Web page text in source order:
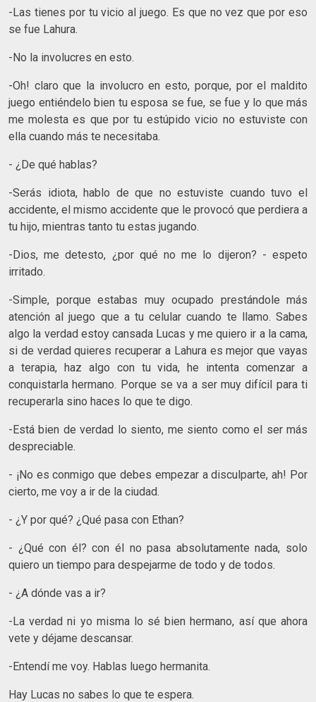
-Las tienes por tu vicio al juego. Es que no vez que por eso
se fue Lahura.
-No la involucres en esto.
-Oh! claro que la involucro en esto, porque, por el maldito
juego entiéndelo bien tu esposa se fue, se fue y lo que más
me molesta es que por tu estúpido vicio no estuviste con
ella cuando más te necesitaba.
- ¿De qué hablas?
-Serás idiota, hablo de que no estuviste cuando tuvo el
accidente, el mismo accidente que le provocó que perdiera a
tu hijo, mientras tanto tu estas jugando.
-Dios, me detesto, ¿por qué no me lo dijeron? - espeto
irritado.
-Simple, porque estabas muy ocupado prestándole más
atención al juego que a tu celular cuando te llamo. Sabes
algo la verdad estoy cansada Lucas y me quiero ir a la cama,
si de verdad quieres recuperar a Lahura es mejor que vayas
a terapia, haz algo con tu vida, he intenta comenzar a
conquistarla hermano. Porque se va a ser muy difícil para ti
recuperarla sino haces lo que te digo.
-Está bien de verdad lo siento, me siento como el ser más
despreciable.
- ¡No es conmigo que debes empezar a disculparte, ah! Por
cierto, me voy a ir de la ciudad.
- ¿Y por qué? ¿Qué pasa con Ethan?
- ¿Qué con él? con él no pasa absolutamente nada, solo
quiero un tiempo para despejarme de todo y de todos.
- ¿A dónde vas a ir?
-La verdad ni yo misma lo sé bien hermano, así que ahora
vete y déjame descansar.
-Entendí me voy. Hablas luego hermanita.
Hay Lucas no sabes lo que te espera.